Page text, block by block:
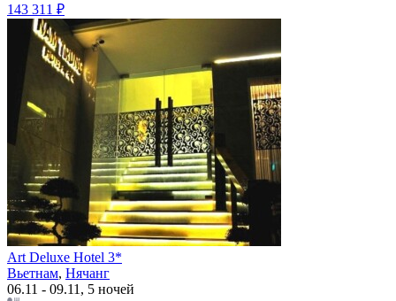
143 311 ₽
Art Deluxe Hotel 3*
Вьетнам, Нячанг
06.11 - 09.11, 5 ночей